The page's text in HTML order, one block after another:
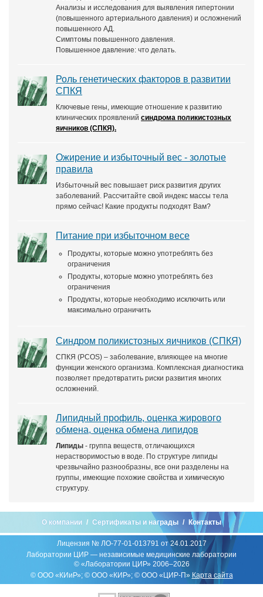
Анализы и исследования для выявления гипертонии
(повышенного артериального давления) и осложнений
повышенного АД.
Симптомы повышенного давления.
Повышенное давление: что делать.
Роль генетических факторов в развитии
СПКЯ
Ключевые гены, имеющие отношение к развитию
клинических проявлений синдрома поликистозных
яичников (СПКЯ).
Ожирение и избыточный вес - золотые
правила
Избыточный вес повышает риск развития других
заболеваний. Рассчитайте свой индекс массы тела
прямо сейчас! Какие продукты подходят Вам?
Питание при избыточном весе
Продукты, которые можно употреблять без
ограничения
Продукты, которые можно употреблять без
ограничения
Продукты, которые необходимо исключить или
максимально ограничить
Синдром поликистозных яичников (СПКЯ)
СПКЯ (PCOS) – заболевание, влияющее на многие
функции женского организма. Комплексная диагностика
позволяет предотвратить риски развития многих
осложнений.
Липидный профиль, оценка жирового
обмена, оценка обмена липидов
Липиды - группа веществ, отличающихся
нерастворимостью в воде. По структуре липиды
чрезвычайно разнообразны, все они разделены на
группы, имеющие похожие свойства и химическую
структуру.
О компании Сертификаты и награды Контакты
Лицензия № ЛО-77-01-013791 от 24.01.2017
Лаборатории ЦИР — независимые медицинские лаборатории
© «Лаборатории ЦИР» 2006–2026
© ООО «КИиР»; © ООО «КИР»; © ООО «ЦИР-П» Карта сайта